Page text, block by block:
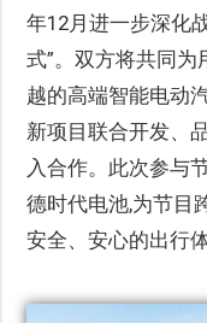
年12月进一步深化
式”。双方将共同
越的高端智能电动
新项目联合开发、
入合作。此次参与
德时代电池,为节目
安全、安心的出行体